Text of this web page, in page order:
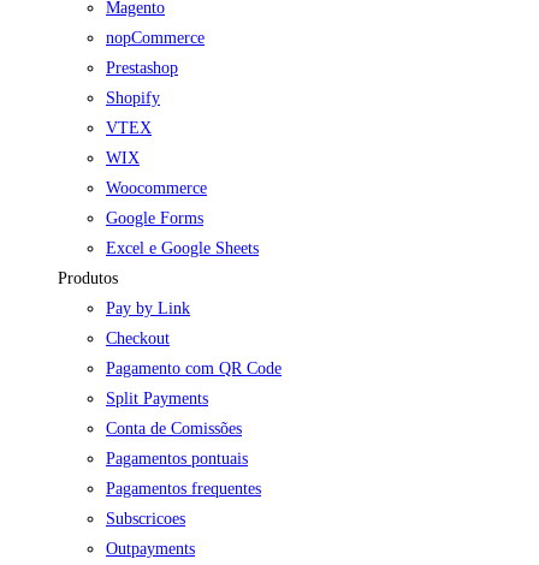
Magento
nopCommerce
Prestashop
Shopify
VTEX
WIX
Woocommerce
Google Forms
Excel e Google Sheets
Produtos
Pay by Link
Checkout
Pagamento com QR Code
Split Payments
Conta de Comissões
Pagamentos pontuais
Pagamentos frequentes
Subscricoes
Outpayments